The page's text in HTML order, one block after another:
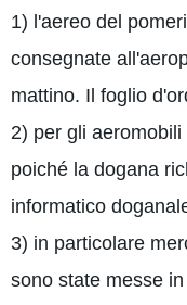
1) l'aereo del
consegnate
mattino. Il foglio
2) per gli
poiché la dogana
informatico
3) in particolare
sono state messe